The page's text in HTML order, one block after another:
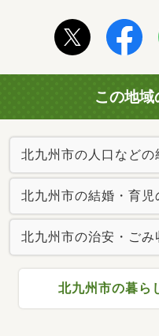
この地
北九州市の人口などの
北九州市の結婚・育児
北九州市の治安・ごみ
北九州市の暮ら